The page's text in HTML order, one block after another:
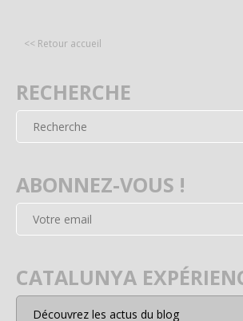
<< Retour accueil
RECHERCHE
ABONNEZ-VOUS !
CATALUNYA
Découvrez les actus du blog